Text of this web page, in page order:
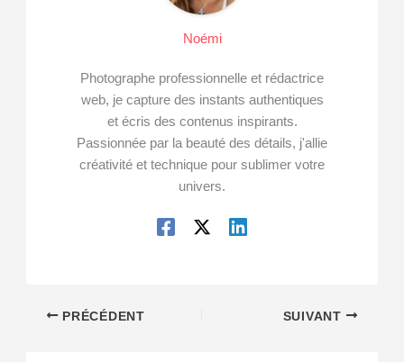
Noémi
Photographe professionnelle et rédactrice
web, je capture des instants authentiques
et écris des contenus inspirants.
Passionnée par la beauté des détails, j'allie
créativité et technique pour sublimer votre
univers.
PRÉCÉDENT SUIVANT